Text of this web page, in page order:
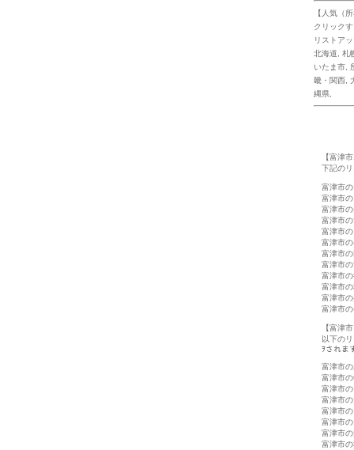
【人気（
クリック
リストア
北海道
札
いたま市
畿・関西
縄県
【富津
下記の
富津市
富津市
富津市
富津市
富津市
富津市
富津市
富津市
富津市
富津市
富津市
富津市
【富津
以下の
ｦされま
富津市
富津市
富津市
富津市
富津市
富津市
富津市
富津市